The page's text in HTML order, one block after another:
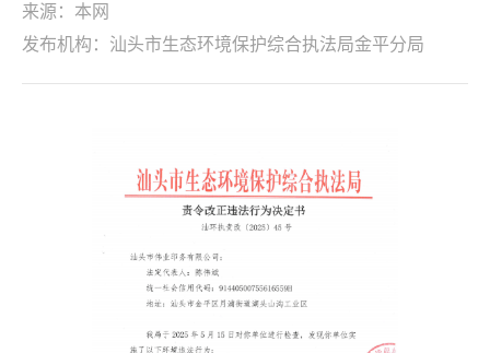
来源： 本网
发布机构： 汕头市生态环境保护综合执法局金平分局